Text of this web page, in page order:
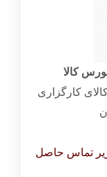
کارگزاری
تماس حاصل